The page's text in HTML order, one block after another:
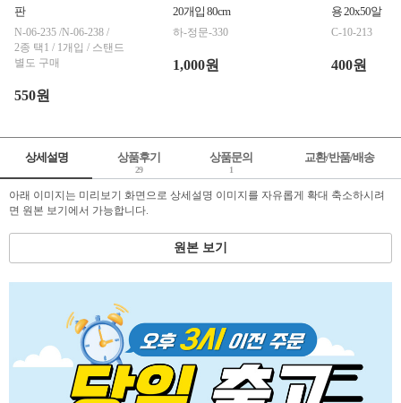
판
N-06-235 /N-06-238 /
2종 택1 / 1개입 / 스탠드
별도 구매
550원
20개입 80cm
하-정문-330
1,000원
용 20x50알
C-10-213
400원
상세설명 상품후기
29
상품문의
1
교환/반품/배송
아래 이미지는 미리보기 화면으로 상세설명 이미지를 자유롭게 확대 축소하시려
면 원본 보기에서 가능합니다.
원본 보기